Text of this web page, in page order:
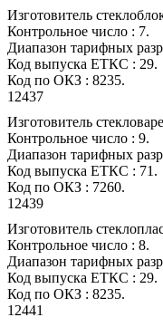
Изготовитель
Контрольное число : 7.
Диапазон тарифных
Код выпуска ЕТКС : 29.
Код по ОКЗ : 8235.
12437
Изготовитель
Контрольное число : 9.
Диапазон тарифных
Код выпуска ЕТКС : 71.
Код по ОКЗ : 7260.
12439
Изготовитель
Контрольное число : 8.
Диапазон тарифных
Код выпуска ЕТКС : 29.
Код по ОКЗ : 8235.
12441